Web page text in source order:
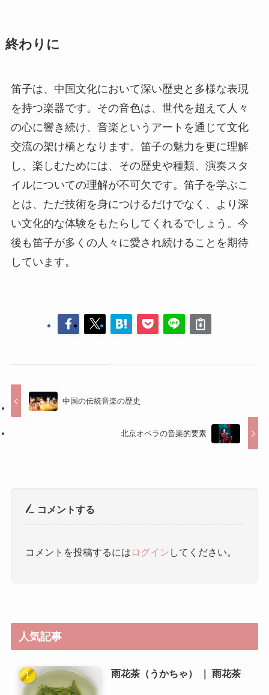
終わりに
笛子は、中国文化において深い歴史と多様な表現
を持つ楽器です。その音色は、世代を超えて人々
の心に響き続け、音楽というアートを通じて文化
交流の架け橋となります。笛子の魅力を更に理解
し、楽しむためには、その歴史や種類、演奏スタ
イルについての理解が不可欠です。笛子を学ぶこ
とは、ただ技術を身につけるだけでなく、より深
い文化的な体験をもたらしてくれるでしょう。今
後も笛子が多くの人々に愛され続けることを期待
しています。
中国の伝統音楽の歴史
北京オペラの音楽的要素
コメントする
コメントを投稿するには ログイン してください。
人気記事
雨花茶（うかちゃ） ｜ 雨花茶